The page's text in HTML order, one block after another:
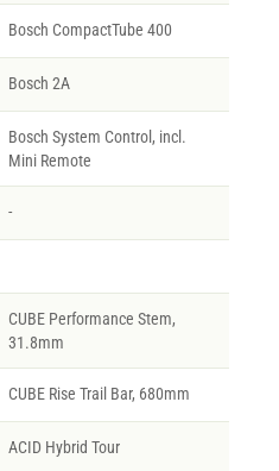
Bosch CompactTube 400
Bosch 2A
Bosch System Control, incl.
Mini Remote
-
CUBE Performance Stem,
31.8mm
CUBE Rise Trail Bar, 680mm
ACID Hybrid Tour